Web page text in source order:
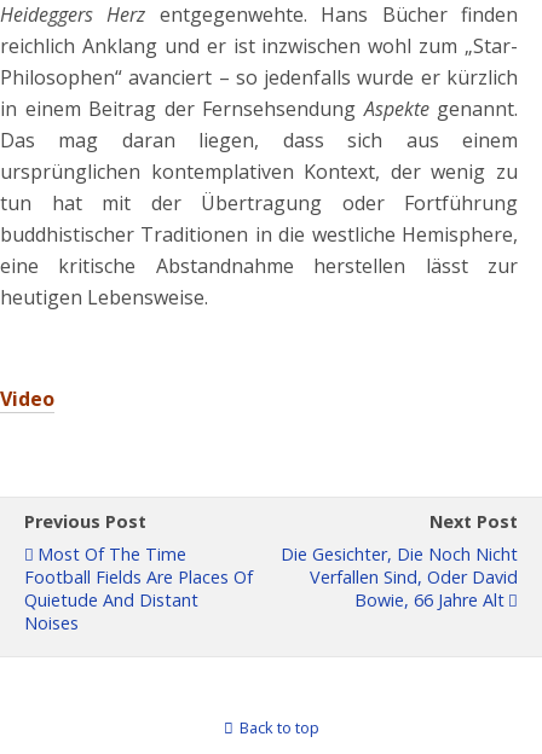
Heideggers Herz entgegenwehte. Hans Bücher finden
reichlich Anklang und er ist inzwischen wohl zum „Star-
Philosophen“ avanciert – so jedenfalls wurde er kürzlich
in einem Beitrag der FernsehsendungAspekte genannt.
Das mag daran liegen, dass sich aus einem
ursprünglichen kontemplativen Kontext, der wenig zu
tun hat mit der Übertragung oder Fortführung
buddhistischer Traditionen in die westliche Hemisphere,
eine kritische Abstandnahme herstellen lässt zur
heutigen Lebensweise.
Video
Previous Post
Most Of The Time
Football Fields Are Places Of
Quietude And Distant
Noises
Next Post
Die Gesichter, Die Noch Nicht
Verfallen Sind, Oder David
Bowie, 66 Jahre Alt
Back to top